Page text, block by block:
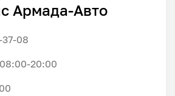
Армада-Авто
08
20:00